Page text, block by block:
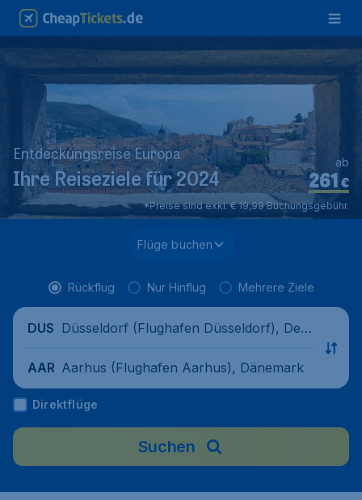
Entdeckungsreise Europa
Ihre Reiseziele für 2024 €
261
ab
*Preise sind exkl. € 19,99 Buchungsgebühr.
Flüge buchen
Rückflug Nur Hinflug Mehrere Ziele
DUS Düsseldorf (Flughafen Düsseldorf), Deut
AAR Aarhus (Flughafen Aarhus), Dänemark
Direktflüge
Suchen